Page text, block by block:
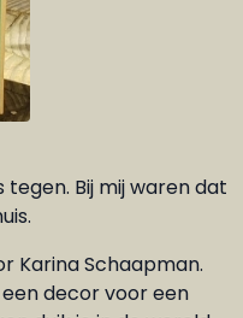
tegen. Bij mij waren dat
Karina Schaapman.
decor voor een